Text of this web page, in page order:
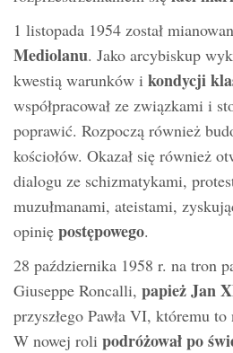
1 listopada 1954 został
Mediolanu. Jako arcybiskup
kwestią warunków i kondycji
współpracował ze związkami i
poprawić. Rozpoczą również
kościołów. Okazał się również
dialogu ze schizmatykami,
muzułmanami, ateistami,
opinię postępowego.
28 października 1958 r. na tron
Giuseppe Roncalli, papież Jan
przyszłego Pawła VI, któremu to
W nowej roli podróżował po